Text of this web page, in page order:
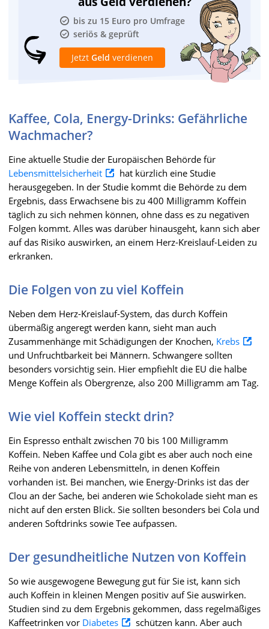
bis zu 15 Euro pro Umfrage
seriös & geprüft
Jetzt Geld verdienen
Kaffee, Cola, Energy-Drinks: Gefährliche
Wachmacher?
Eine aktuelle Studie der Europäischen Behörde für
Lebensmittelsicherheit
hat kürzlich eine Studie
herausgegeben. In der Studie kommt die Behörde zu dem
Ergebnis, dass Erwachsene bis zu 400 Milligramm Koffein
täglich zu sich nehmen können, ohne dass es zu negativen
Folgen kommt. Alles was darüber hinausgeht, kann sich aber
auf das Risiko auswirken, an einem Herz-Kreislauf-Leiden zu
erkranken.
Die Folgen von zu viel Koffein
Neben dem Herz-Kreislauf-System, das durch Koffein
übermäßig angeregt werden kann, sieht man auch
Zusammenhänge mit Schädigungen der Knochen, Krebs
und Unfruchtbarkeit bei Männern. Schwangere sollten
besonders vorsichtig sein. Hier empfiehlt die EU die halbe
Menge Koffein als Obergrenze, also 200 Milligramm am Tag.
Wie viel Koffein steckt drin?
Ein Espresso enthält zwischen 70 bis 100 Milligramm
Koffein. Neben Kaffee und Cola gibt es aber auch noch eine
Reihe von anderen Lebensmitteln, in denen Koffein
vorhanden ist. Bei manchen, wie Energy-Drinks ist das der
Clou an der Sache, bei anderen wie Schokolade sieht man es
nicht auf den ersten Blick. Sie sollten besonders bei Cola und
anderen Softdrinks sowie Tee aufpassen.
Der gesundheitliche Nutzen von Koffein
So wie ausgewogene Bewegung gut für Sie ist, kann sich
auch Koffein in kleinen Mengen positiv auf Sie auswirken.
Studien sind zu dem Ergebnis gekommen, dass regelmäßiges
Kaffeetrinken vor Diabetes
schützen kann. Aber auch